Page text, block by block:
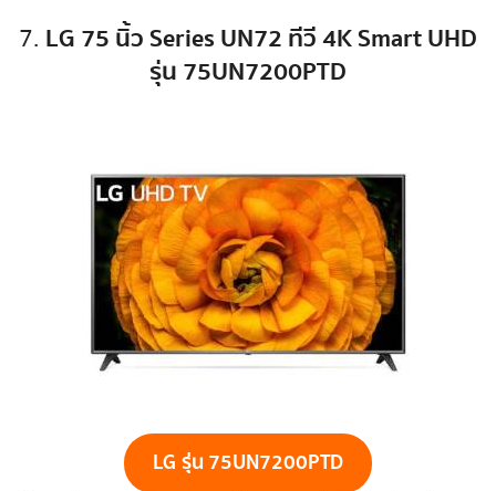
7. LG 75 นิ้วSeries UN72 ทีวี 4K Smart UHD
รุ่น 75UN7200PTD
LG รุ่น 75UN7200PTD